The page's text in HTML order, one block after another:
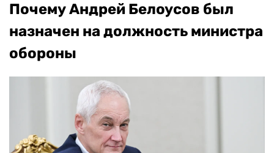
Почему Андрей Белоусов был
назначен на должность министра
обороны